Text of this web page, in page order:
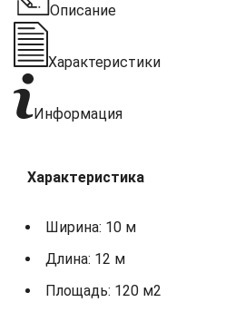
Описание
Характеристики
Информация
Характеристика
Ширина: 10 м
Длина: 12 м
Площадь: 120 м2